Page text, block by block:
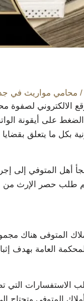
/ محامي مواريث في
الالكتروني لصفوة
الضغط على أيقونة
بكل ما يتعلق
أهل المتوفي
حصر الإرث من
المتوفى هناك
العامة بهدف
الاستفسارات التي